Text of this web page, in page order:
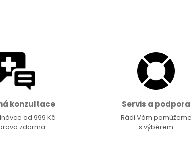
konzultace
od 999 Kč
zdarma
Servis a podpora
Rádi Vám pomůžeme
s výběrem